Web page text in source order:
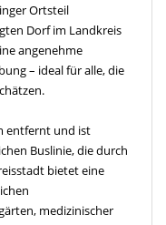
Ortsteil
Dorf im Landkreis
angenehme
– ideal für alle, die
entfernt und ist
Buslinie, die durch
bietet eine
medizinischer